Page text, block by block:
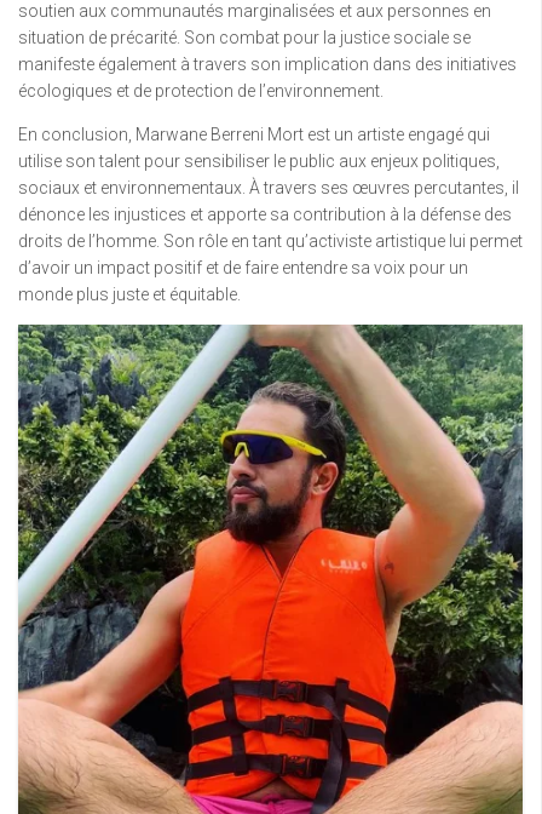
soutien aux communautés marginalisées et aux personnes en
situation de précarité. Son combat pour la justice sociale se
manifeste également à travers son implication dans des initiatives
écologiques et de protection de l’environnement.
En conclusion, Marwane Berreni Mort est un artiste engagé qui
utilise son talent pour sensibiliser le public aux enjeux politiques,
sociaux et environnementaux. À travers ses œuvres percutantes, il
dénonce les injustices et apporte sa contribution à la défense des
droits de l’homme. Son rôle en tant qu’activiste artistique lui permet
d’avoir un impact positif et de faire entendre sa voix pour un
monde plus juste et équitable.